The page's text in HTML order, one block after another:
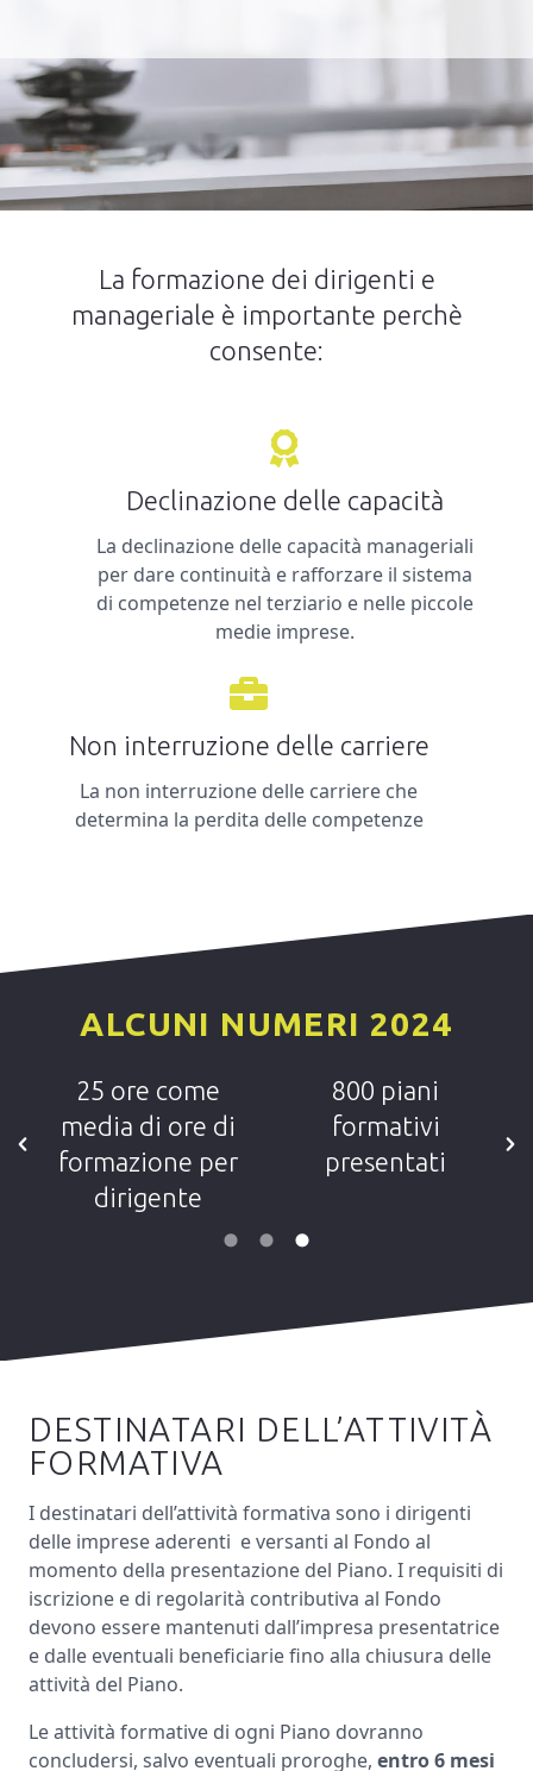
La formazione dei dirigenti e
manageriale è importante perchè
consente:
Declinazione delle capacità
La declinazione delle capacità manageriali
per dare continuità e rafforzare il sistema
di competenze nel terziario e nelle piccole
medie imprese.
Non interruzione delle carriere
La non interruzione delle carriere che
determina la perdita delle competenze
ALCUNI NUMERI 2024
25 ore come
media di ore di
formazione per
dirigente
800 piani
formativi
presentati
DESTINATARI DELL’ATTIVITÀ
FORMATIVA
I destinatari dell’attività formativa sono i dirigenti
delle imprese aderenti e versanti al Fondo al
momento della presentazione del Piano. I requisiti di
iscrizione e di regolarità contributiva al Fondo
devono essere mantenuti dall’impresa presentatrice
e dalle eventuali beneficiarie fino alla chiusura delle
attività del Piano.
Le attività formative di ogni Piano dovranno
concludersi, salvo eventuali proroghe, entro 6 mesi